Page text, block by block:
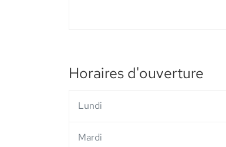
Horaires d'ouverture
Lundi
Mardi